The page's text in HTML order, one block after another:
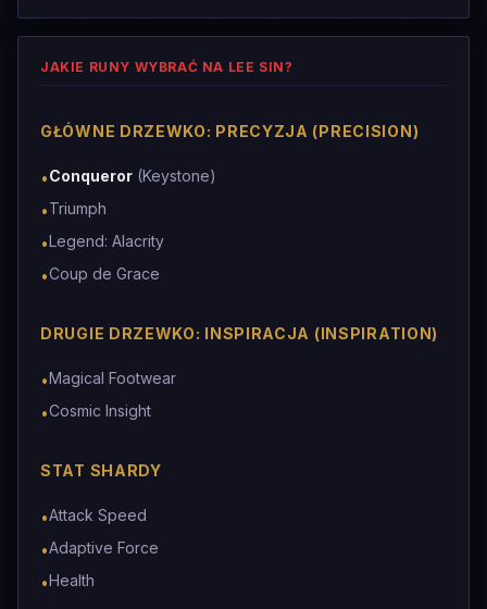
JAKIE RUNY WYBRAĆ NA LEE SIN?
GŁÓWNE DRZEWKO: PRECYZJA (PRECISION)
•Conqueror (Keystone)
•Triumph
•Legend: Alacrity
•Coup de Grace
DRUGIE DRZEWKO: INSPIRACJA (INSPIRATION)
•Magical Footwear
•Cosmic Insight
STAT SHARDY
•Attack Speed
•Adaptive Force
•Health